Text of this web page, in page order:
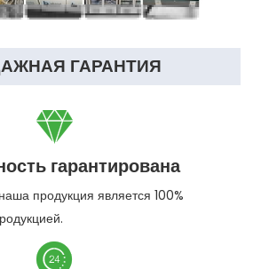
ГАРАНТИЯ

гарантирована
продукция является 100%
